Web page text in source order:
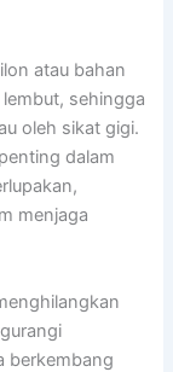
atau bahan
sehingga
oleh sikat gigi.
dalam
menjaga
berkembang